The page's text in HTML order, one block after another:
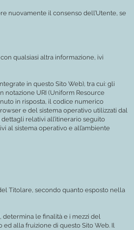
nuovamente il consenso dell’Utente, se
qualsiasi altra informazione, ivi
in questo Sito Web), tra cui: gli
notazione URI (Uniform Resource
in risposta, il codice numerico
e del sistema operativo utilizzati dal
relativi all’itinerario seguito
al sistema operativo e all’ambiente
Titolare, secondo quanto esposto nella
determina le finalità e i mezzi del
alla fruizione di questo Sito Web. Il